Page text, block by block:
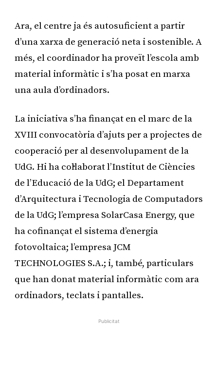
Ara, el centre ja és autosuficient a partir
d’una xarxa de generació neta i sostenible. A
més, el coordinador ha proveït l’escola amb
material informàtic i s’ha posat en marxa
una aula d’ordinadors.
La iniciativa s’ha finançat en el marc de la
XVIII convocatòria d’ajuts per a projectes de
cooperació per al desenvolupament de la
UdG. Hi ha col·laborat l’Institut de Ciències
de l’Educació de la UdG; el Departament
d’Arquitectura i Tecnologia de Computadors
de la UdG; l’empresa SolarCasa Energy, que
ha cofinançat el sistema d’energia
fotovoltaica; l’empresa JCM
TECHNOLOGIES S.A.; i, també, particulars
que han donat material informàtic com ara
ordinadors, teclats i pantalles.
Publicitat